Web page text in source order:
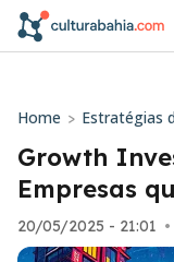
Home > Estratégias
Growth
Empresas
20/05/2025 - 21:01 •